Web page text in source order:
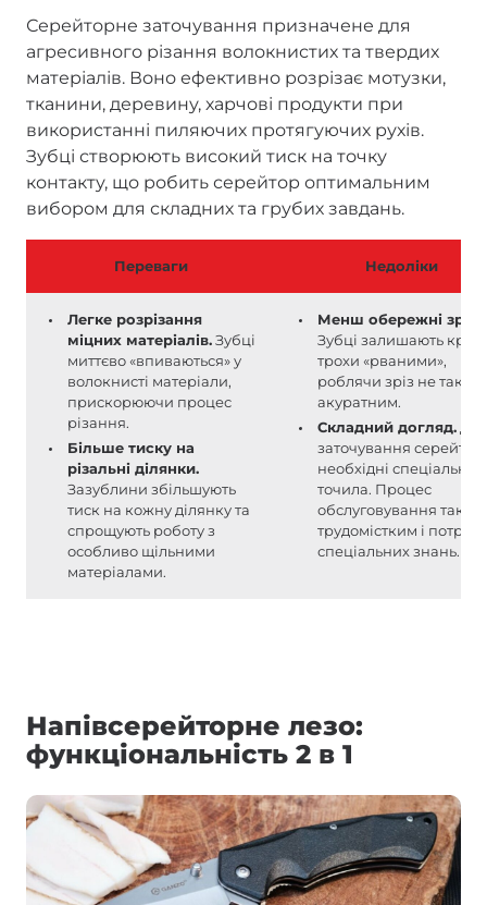
Серейторне заточування призначене для
агресивного різання волокнистих та твердих
матеріалів. Воно ефективно розрізає мотузки,
тканини, деревину, харчові продукти при
використанні пиляючих протягуючих рухів.
Зубці створюють високий тиск на точку
контакту, що робить серейтор оптимальним
вибором для складних та грубих завдань.
Переваги Недоліки
Легке розрізання
міцних матеріалів. Зубці
миттєво «впиваються» у
волокнисті матеріали,
прискорюючи процес
різання.
Більше тиску на
різальні ділянки.
Зазублини збільшують
тиск на кожну ділянку та
спрощують роботу з
особливо щільними
матеріалами.
Менш обережні
Зубці залишають краї
трохи «рваними»,
роблячи зріз не таким
акуратним.
Складний догляд.
заточування
необхідні спеціальні
точила. Процес
обслуговування також
трудомістким і
спеціальних знань.
Напівсерейторне лезо:
функціональність 2 в 1